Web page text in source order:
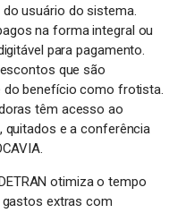
usuário do sistema.
na forma integral ou
para pagamento.
que são
do benefício como frotista.
têm acesso ao
e a conferência
otimiza o tempo
extras com